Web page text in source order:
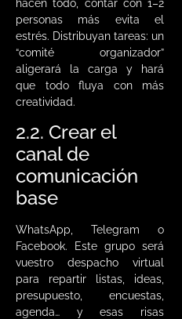
hacen todo, contar con 1–2
personas más evita el
estrés. Distribuyan tareas: un
“comité organizador”
aligerará la carga y hará
que todo fluya con más
creatividad.
2.2. Crear el
canal de
comunicación
base
WhatsApp, Telegram o
Facebook. Este grupo será
vuestro despacho virtual
para repartir listas, ideas,
presupuesto, encuestas,
agenda… y esas risas